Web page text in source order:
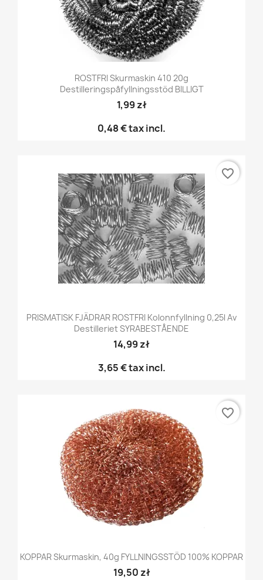
ROSTFRI Skurmaskin 410 20g
Destilleringspåfyllningsstöd BILLIGT
1,99 zł
0,48 €tax incl.
PRISMATISK FJÄDRAR ROSTFRI Kolonnfyllning 0,25l Av
Destilleriet SYRABESTÅENDE
14,99 zł
3,65 €tax incl.
favorite_border
KOPPAR Skurmaskin, 40g FYLLNINGSSTÖD 100% KOPPAR
19,50 zł
favorite_border